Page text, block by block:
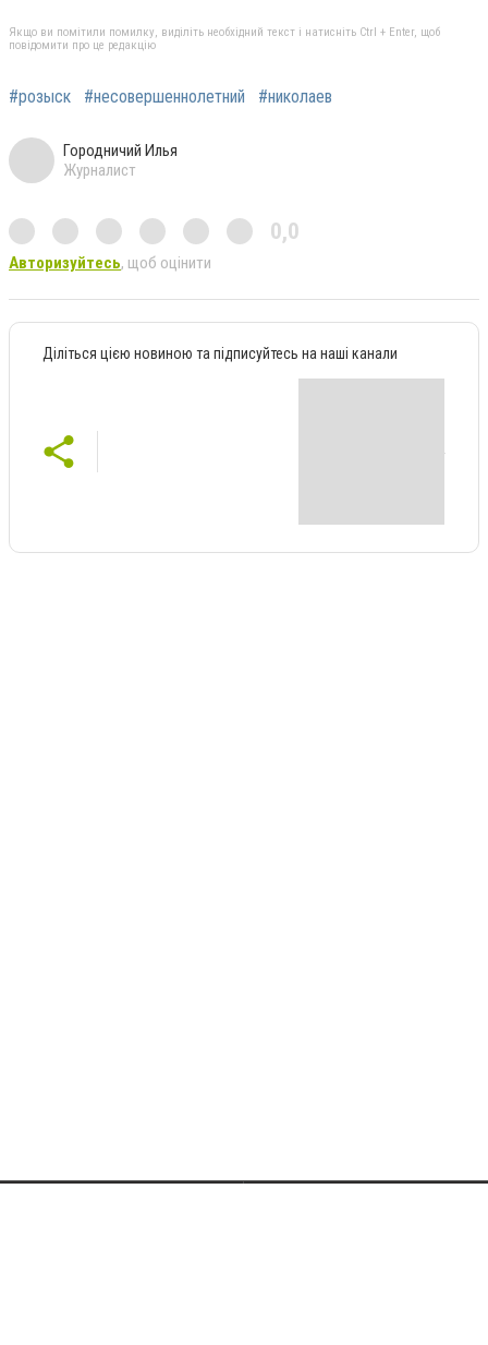
Якщо ви помітили помилку, виділіть необхідний текст і натисніть Ctrl + Enter, щоб
повідомити про це редакцію
#розыск #несовершеннолетний #николаев
Городничий Илья
Журналист
0,0
Авторизуйтесь, щоб оцінити
Діліться цією новиною та підписуйтесь на наші канали